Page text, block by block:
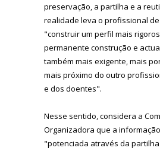
preservação, a partilha e a
realidade leva o profissional
"construir um perfil mais
permanente construção e
também mais exigente, mais
mais próximo do outro
e dos doentes".
Nesse sentido, considera a
Organizadora que a
"potenciada através da